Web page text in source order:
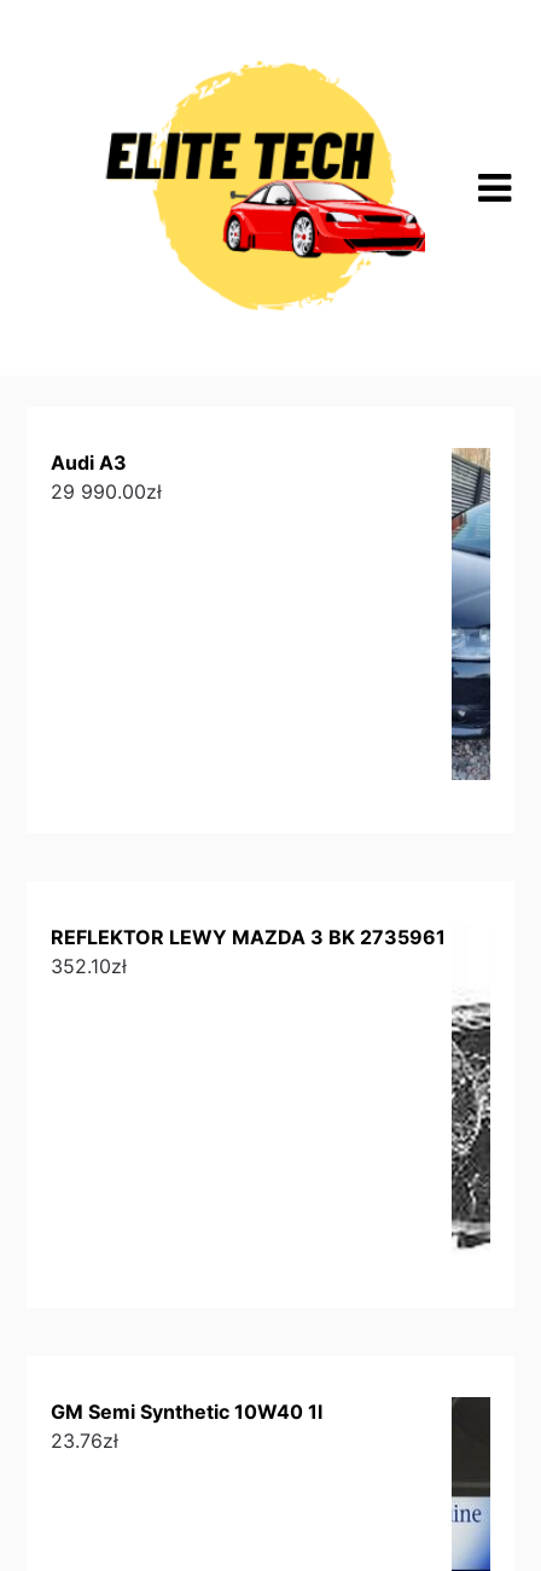
Audi A3
29 990.00zł
REFLEKTOR LEWY MAZDA 3 BK 2735961
352.10zł
GM Semi Synthetic 10W40 1l
23.76zł